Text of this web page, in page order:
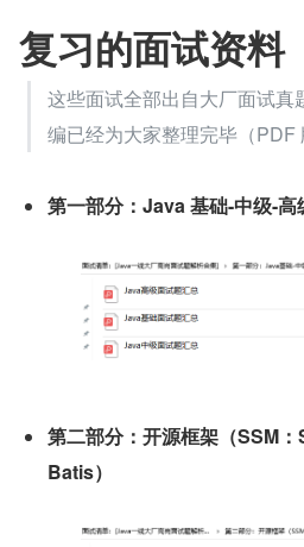
复习的面试资料
这些面试全部出自大厂面试真
编已经为大家整理完毕（PDF
第一部分：Java 基础-中级-高
第二部分：开源框架（SSM
Batis）